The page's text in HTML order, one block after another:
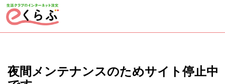
ページの先頭です。
夜間メンテナンスのためサイト停止中